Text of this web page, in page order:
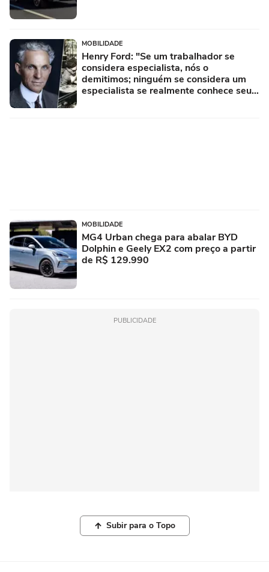
MOBILIDADE
Henry Ford: "Se um trabalhador se
considera especialista, nós o
demitimos; ninguém se considera um
especialista se realmente conhece seu
MOBILIDADE
MG4 Urban chega para abalar BYD
Dolphin e Geely EX2 com preço a partir
de R$ 129.990
PUBLICIDADE
Subir para o Topo